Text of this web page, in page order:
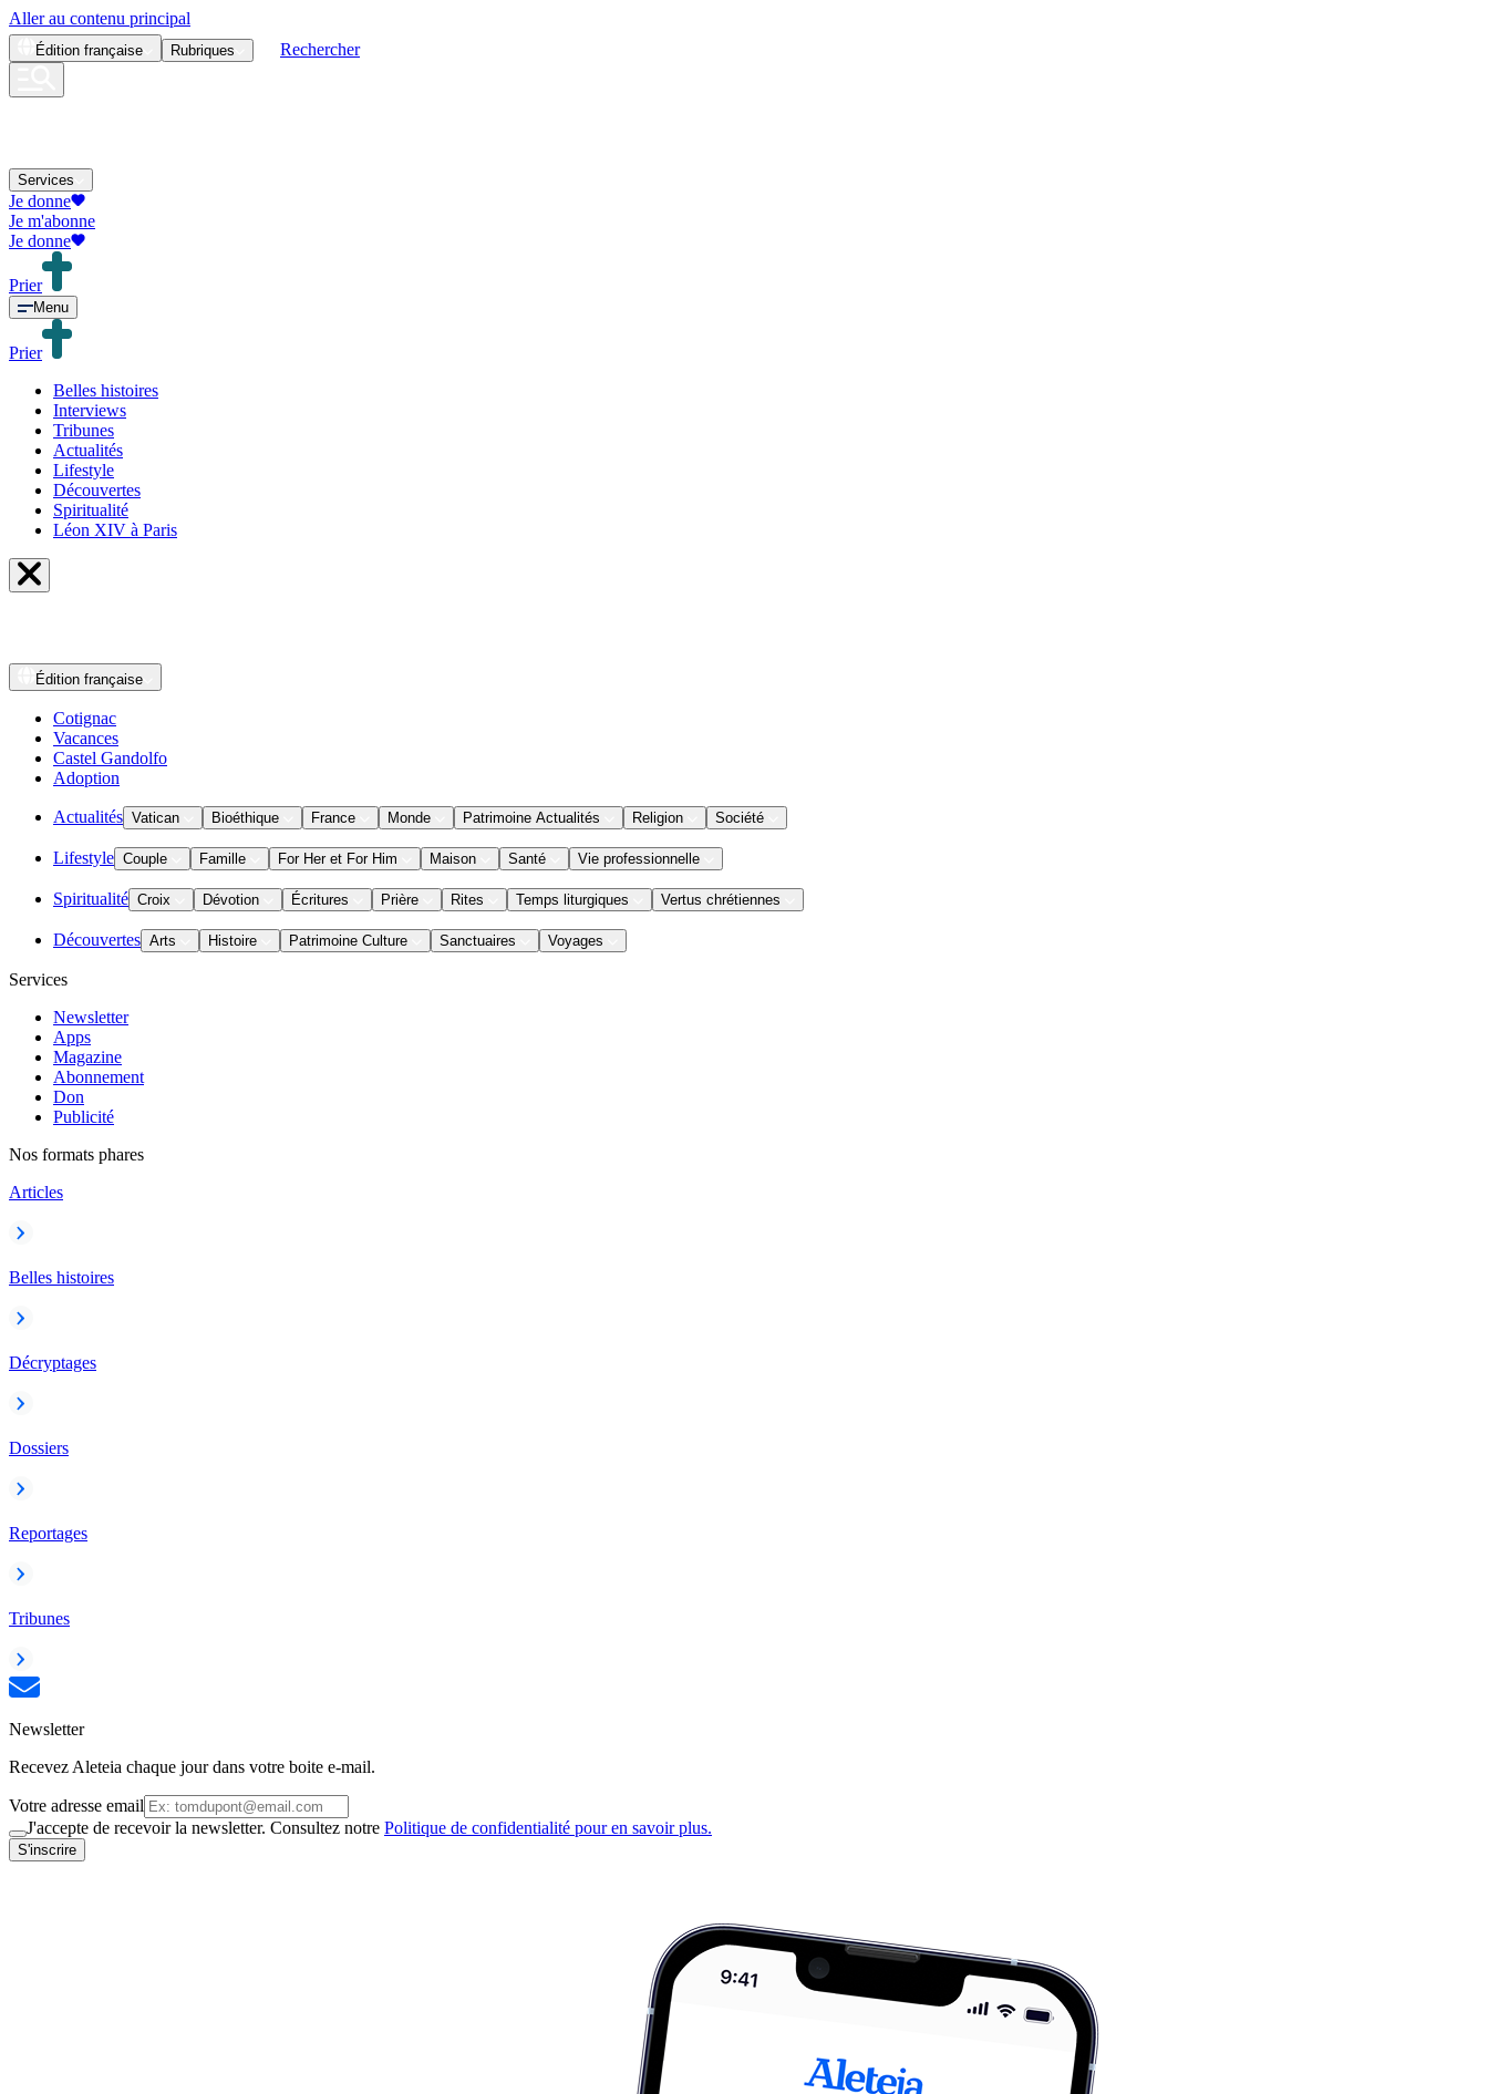
Aller au contenu principal
Édition française Rubriques Rechercher
Services
Je donne
Je m'abonne
Je donne
Prier
Menu
Prier
Belles histoires
Interviews
Tribunes
Actualités
Lifestyle
Découvertes
Spiritualité
Léon XIV à Paris
Édition française
Cotignac
Vacances
Castel Gandolfo
Adoption
Actualités Vatican Bioéthique France Monde Patrimoine Actualités Religion Société
Lifestyle Couple Famille For Her et For Him Maison Santé Vie professionnelle
Spiritualité Croix Dévotion Écritures Prière Rites Temps liturgiques Vertus chrétiennes
Découvertes Arts Histoire Patrimoine Culture Sanctuaires Voyages
Services
Newsletter
Apps
Magazine
Abonnement
Don
Publicité
Nos formats phares
Articles
Belles histoires
Décryptages
Dossiers
Reportages
Tribunes
Newsletter
Recevez Aleteia chaque jour dans votre boite e-mail.
Votre adresse email
J'accepte de recevoir la newsletter. Consultez notre Politique de confidentialité pour en savoir plus.
S'inscrire